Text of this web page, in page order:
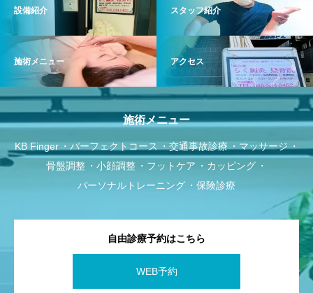
設備紹介 スタッフ紹介
施術メニュー アクセス
施術メニュー
KB Finger パーフェクトコース 交通事故診療
マッサージ
骨盤調整
小顔調整 フットケア
カッピング
パーソナルトレーニング
保険診療
自由診療予約はこちら
WEB予約